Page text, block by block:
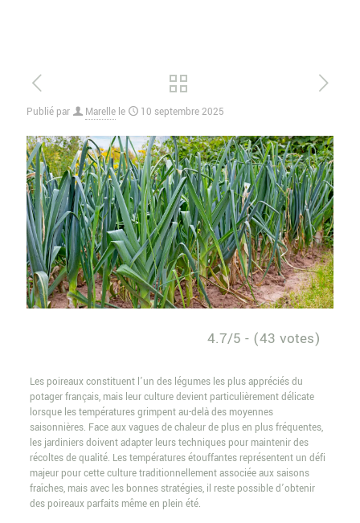
Publié par Marelle le 10 septembre 2025
4.7/5 - (43 votes)
Les poireaux constituent l’un des légumes les plus appréciés du
potager français, mais leur culture devient particulièrement délicate
lorsque les températures grimpent au-delà des moyennes
saisonnières. Face aux vagues de chaleur de plus en plus fréquentes,
les jardiniers doivent adapter leurs techniques pour maintenir des
récoltes de qualité. Les températures étouffantes représentent un défi
majeur pour cette culture traditionnellement associée aux saisons
fraîches, mais avec les bonnes stratégies, il reste possible d’obtenir
des poireaux parfaits même en plein été.